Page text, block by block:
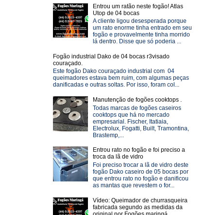
Entrou um ratão neste fogão! Atlas
Utop de 04 bocas
A cliente ligou desesperada porque
um rato enorme tinha entrado em seu
fogão e provavelmente tinha morrido
lá dentro. Disse que só poderia ...
Fogão industrial Dako de 04 bocas r3visado
couraçado.
Este fogão Dako couraçado industrial com 04
queimadores estava bem ruim, com algumas peças
danificadas e outras soltas. Por isso, foram col...
Manutenção de fogões cooktops .
Todas marcas de fogões caseiros
cooktops que há no mercado
empresarial. Fischer, Itatiaia,
Electrolux, Fogatti, Built, Tramontina,
Brastemp,...
Entrou rato no fogão e foi preciso a
troca da lã de vidro
Foi preciso trocar a lã de vidro deste
fogão Dako caseiro de 05 bocas por
que entrou rato no fogão e danificou
as mantas que revestem o for...
Vídeo: Queimador de churrasqueira
fabricada segundo as medidas da